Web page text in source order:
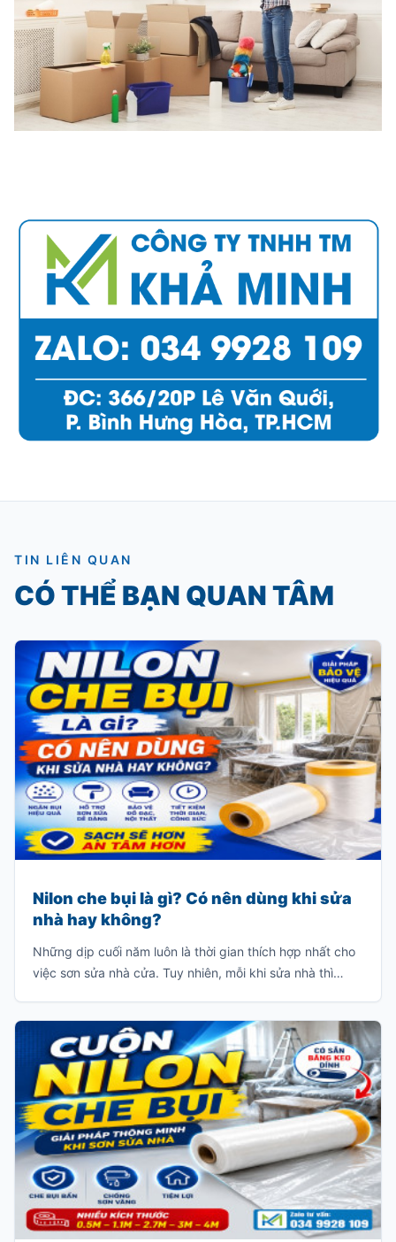
TIN LIÊN QUAN
CÓ THỂ BẠN QUAN TÂM
Nilon che bụi là gì? Có nên dùng khi sửa
nhà hay không?
Những dịp cuối năm luôn là thời gian thích hợp nhất cho
việc sơn sửa nhà cửa. Tuy nhiên, mỗi khi sửa nhà thì
v.v…